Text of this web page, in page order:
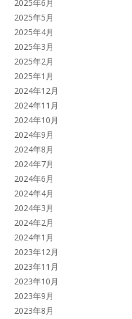
2025年6月
2025年5月
2025年4月
2025年3月
2025年2月
2025年1月
2024年12月
2024年11月
2024年10月
2024年9月
2024年8月
2024年7月
2024年6月
2024年4月
2024年3月
2024年2月
2024年1月
2023年12月
2023年11月
2023年10月
2023年9月
2023年8月